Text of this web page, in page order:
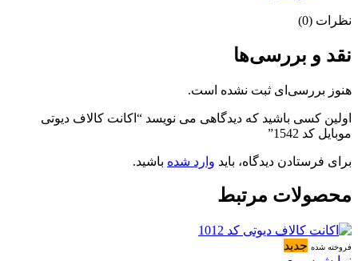
نظرات (0)
نقد و بررسی‌ها
هنوز بررسی‌ای ثبت نشده است.
اولین کسی باشید که دیدگاهی می نویسد “اکانت کالاف دیوتی
موبایل کد 1542”
برای فرستادن دیدگاه، باید وارد شده باشید.
محصولات مرتبط
فروخته شده جدید